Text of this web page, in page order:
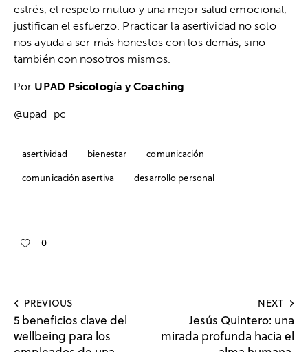
estrés, el respeto mutuo y una mejor salud emocional,
justifican el esfuerzo. Practicar la asertividad no solo
nos ayuda a ser más honestos con los demás, sino
también con nosotros mismos.
Por UPAD Psicología y Coaching
@upad_pc
asertividad bienestar
comunicación
comunicación asertiva
desarrollo personal
0
PREVIOUS
5 beneficios clave del
wellbeing para los
NEXT
Jesús Quintero: una
mirada profunda hacia el